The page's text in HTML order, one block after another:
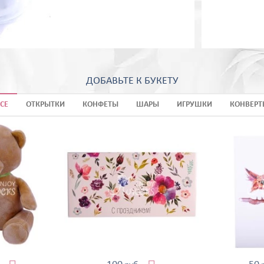
ДОБАВЬТЕ К БУКЕТУ
ОТКРЫТКИ КОНФЕТЫ ШАРЫ ИГРУШКИ